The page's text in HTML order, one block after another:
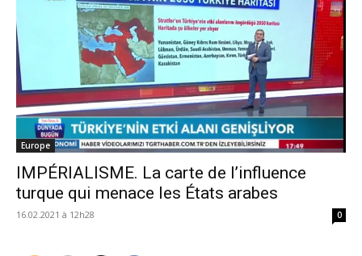
Europe
IMPÉRIALISME. La carte de l’influence
turque qui menace les États arabes
16.02.2021 à 12h28 0